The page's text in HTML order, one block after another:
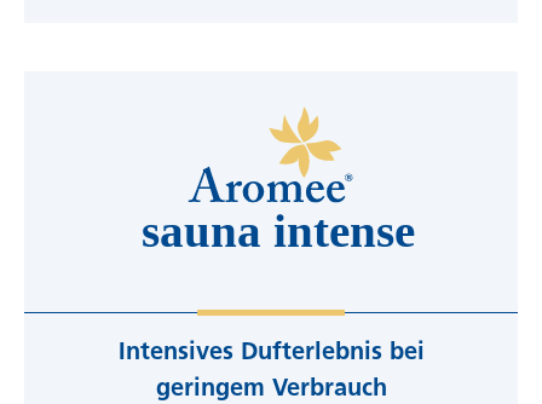
Intensives Dufterlebnis bei
geringem Verbrauch